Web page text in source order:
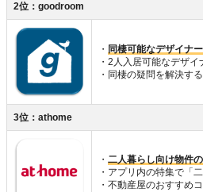
2位：goodroom
・ 同棲可能なデザイナ
・2人入居可能なデザ
・同棲の疑問を解決す
3位：athome
・ 二人暮らし向け物件
・アプリ内の特集で「
・不動産屋のおすすめ